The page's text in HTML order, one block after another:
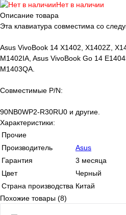
Нет в наличии
Описание товара
Эта клавиатура совместима со
Asus VivoBook 14 X1402, X1402Z,
M1402IA, Asus VivoBook Go 14
M1403QA.
Совместимые P/N:
90NB0WP2-R30RU0 и другие.
Характеристики:
Прочие
Производитель
Asus
Гарантия
3 месяца
Цвет
Черный
Страна производства Китай
Похожие товары (8)